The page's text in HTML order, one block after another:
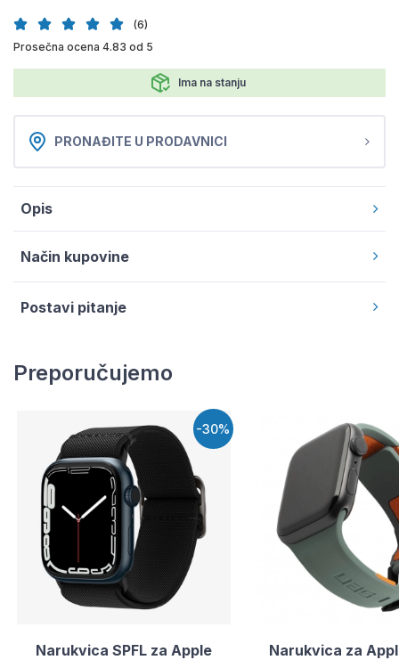
(6)
Prosečna ocena 4.83 od 5
Ima na stanju
PRONAĐITE U PRODAVNICI
Opis
Način kupovine
Postavi pitanje
Preporučujemo
-30%
Narukvica SPFL za Apple
Narukvica za